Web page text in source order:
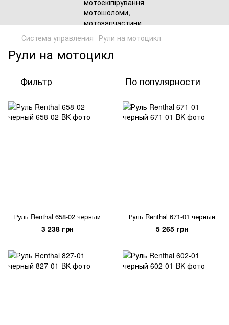
Система управления Рули на мотоцикл
Рули на мотоцикл
Фильтр По популярности
Руль Renthal 658-02 черный
3 238 грн
Руль Renthal 671-01 черный
5 265 грн